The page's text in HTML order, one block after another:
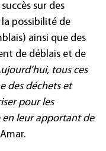
sur des
possibilité de
ainsi que des
de déblais et de
tous ces
des déchets et
pour les
en leur apportant de